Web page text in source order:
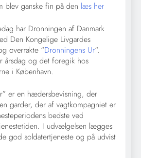
blev ganske fin på den læs her
har Dronningen af Danmark
Den Kongelige Livgardes
overrakte “Dronningens Ur“.
årsdag og det foregik hos
i København.
er en hædersbevisning, der
garder, der af vagtkompagniet er
bedste ved
I udvælgelsen lægges
god soldatertjeneste og på udvist